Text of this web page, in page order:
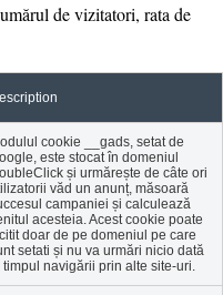
de vizitatori, rata de
cookie __gads, setat de
este stocat în domeniul
și urmărește de câte ori
văd un anunț, măsoară
campaniei și calculează
acesteia. Acest cookie poate
doar de pe domeniul pe care
setati și nu va urmări nicio dată
timpul navigării prin alte site-uri.